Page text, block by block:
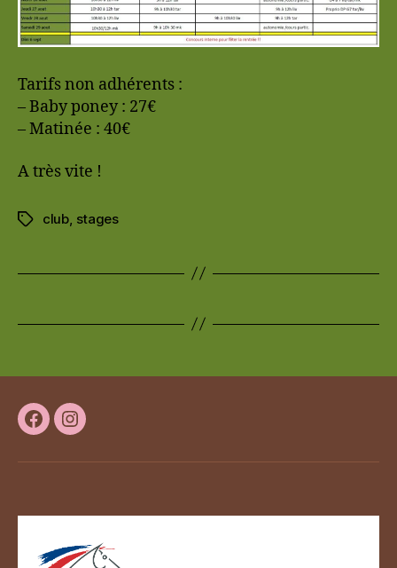
Tarifs non adhérents :
– Baby poney : 27€
– Matinée : 40€
A très vite !
Étiquettes
club stages
FacebookInstagram